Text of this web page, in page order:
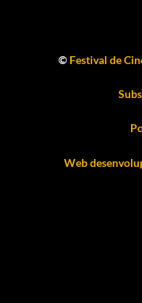
© Festival de
Web